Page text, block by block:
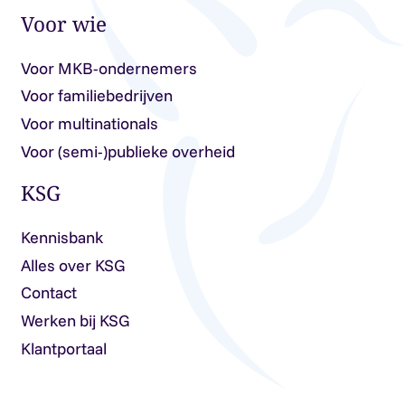
Voor wie
Voor MKB-ondernemers
Voor familiebedrijven
Voor multinationals
Voor (semi-)publieke overheid
KSG
Kennisbank
Alles over KSG
Contact
Werken bij KSG
Klantportaal